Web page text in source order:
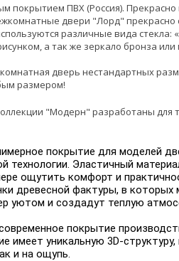
покрытием ПВХ (Россия).
двери "Лорд"
различные вида
а так же зеркало бронза или
дверь нестандартных
размером!
"Модерн" разработаны для
покрытие для моделей
технологии. Эластичный
ощутить комфорт и
древесной фактуры, в
уютом и создадут теплую
покрытие
имеет уникальную 3D-
и на ощупь.